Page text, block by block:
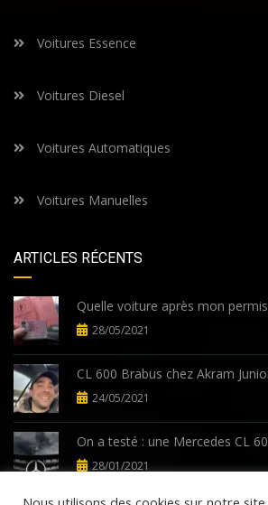
Voitures Essence
Voitures Diesel
Voitures Automatiques
Voitures Manuelles
ARTICLES RÉCENTS
Quelle voiture après mon
28/05/2021
CL 600 Brabus chez Akram
24/05/2021
On a testé : une Mercedes CL
28/01/2021